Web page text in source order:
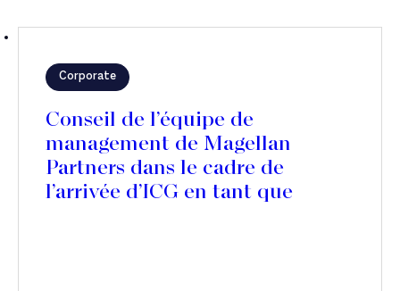
Corporate
Conseil de l’équipe de
management de Magellan
Partners dans le cadre de
l’arrivée d’ICG en tant que